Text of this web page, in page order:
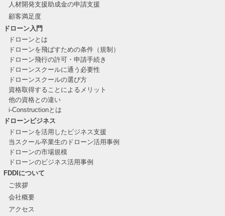
人材開発支援助成金の申請支援
顧客満足度
ドローン入門
ドローンとは
ドローンを飛ばすための条件（規制）
ドローン飛行の許可・申請手続き
ドローンスクールに通う必要性
ドローンスクールの選び方
資格取得することによるメリット
他の資格との違い
i-Constructionとは
ドローンビジネス
ドローンを活用したビジネス支援
当スクール卒業生のドローン活用事例
ドローンの市場規模
ドローンのビジネス活用事例
FDDIについて
ご挨拶
会社概要
アクセス